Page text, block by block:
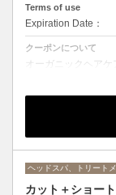
Terms of use
Expiration Date：
クーポンについて
オーガニックヘア
が自信を持ってお
スパヘッドスパの
髪質別集中トリー
ヘッドスパ、トリート
カット＋ショー